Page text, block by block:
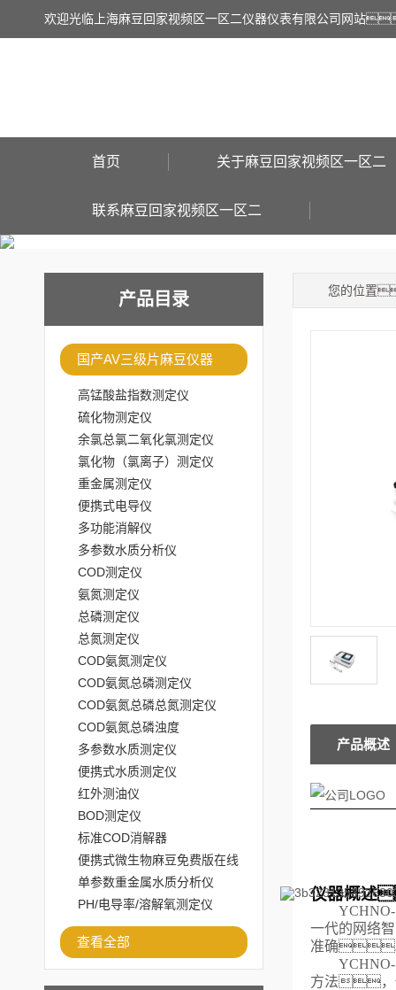
欢迎光临上海麻豆回家视频区一区二仪器仪表有限公司网站
首页 关于麻豆回家视频区一区二
联系麻豆回家视频区一区二
产品目录
国产AV三级片麻豆仪器
高锰酸盐指数测定仪
硫化物测定仪
余氯总氯二氧化氯测定仪
氯化物（氯离子）测定仪
重金属测定仪
便携式电导仪
多功能消解仪
多参数水质分析仪
COD测定仪
氨氮测定仪
总磷测定仪
总氮测定仪
COD氨氮测定仪
COD氨氮总磷测定仪
COD氨氮总磷总氮测定仪
COD氨氮总磷浊度
多参数水质测定仪
便携式水质测定仪
红外测油仪
BOD测定仪
标准COD消解器
便携式微生物麻豆免费版在线
观看
单参数重金属水质分析仪
PH/电导率/溶解氧测定仪
查看全部
您的位置
产品概述
仪器概述
一代的网络
准确
方法，